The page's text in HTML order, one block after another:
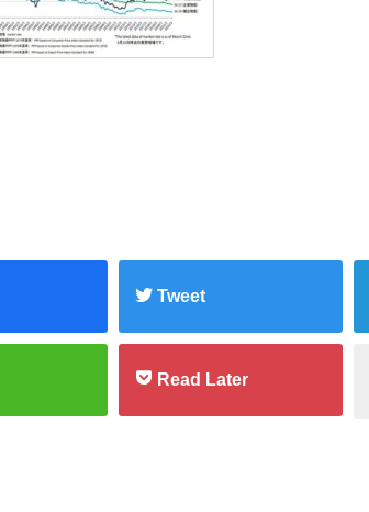
Tweet
Read Later